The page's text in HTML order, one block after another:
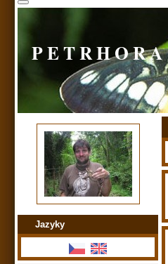
P E T R H O R A
Jazyky